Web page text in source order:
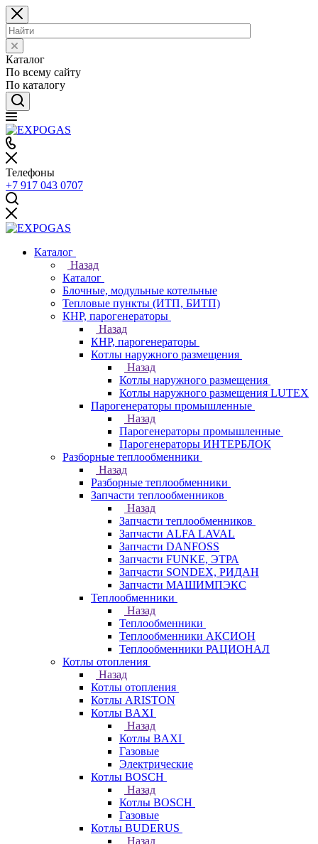
Каталог
По всему сайту
По каталогу
Телефоны
+7 917 043 0707
Каталог
Назад
Каталог
Блочные, модульные котельные
Тепловые пункты (ИТП, БИТП)
КНР, парогенераторы
Назад
КНР, парогенераторы
Котлы наружного размещения
Назад
Котлы наружного размещения
Котлы наружного размещения LUTEX
Парогенераторы промышленные
Назад
Парогенераторы промышленные
Парогенераторы ИНТЕРБЛОК
Разборные теплообменники
Назад
Разборные теплообменники
Запчасти теплообменников
Назад
Запчасти теплообменников
Запчасти ALFA LAVAL
Запчасти DANFOSS
Запчасти FUNKE, ЭТРА
Запчасти SONDEX, РИДАН
Запчасти МАШИМПЭКС
Теплообменники
Назад
Теплообменники
Теплообменники АКСИОН
Теплообменники РАЦИОНАЛ
Котлы отопления
Назад
Котлы отопления
Котлы ARISTON
Котлы BAXI
Назад
Котлы BAXI
Газовые
Электрические
Котлы BOSCH
Назад
Котлы BOSCH
Газовые
Котлы BUDERUS
Назад